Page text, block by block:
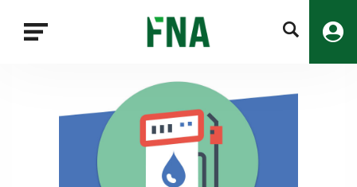
recherche